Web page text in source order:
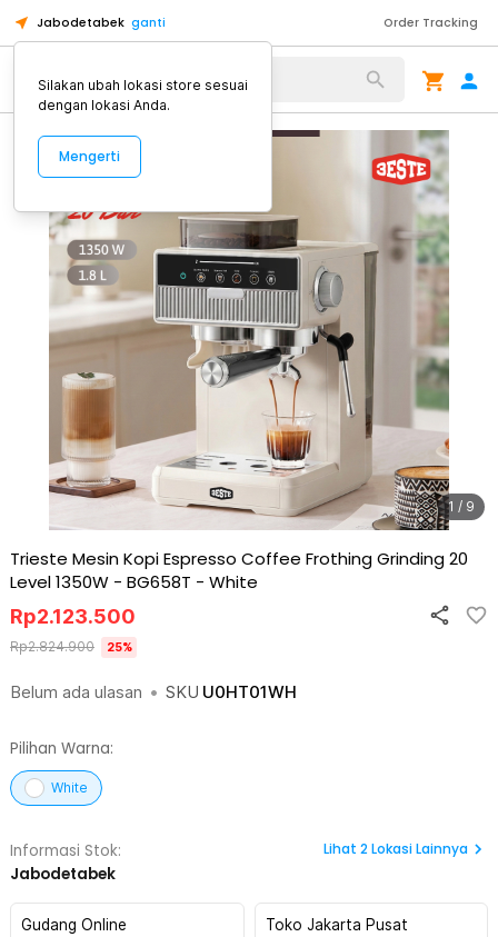
Jabodetabek ganti Order Tracking
Alat Kopi
1 / 9
Trieste Mesin Kopi Espresso Coffee Frothing Grinding 20
Level 1350W - BG658T - White
Belum ada ulasan • SKU U0HT01WH
Rp2.123.500
Rp2.824.900 25%
Pilihan Warna:
White
Informasi Stok:
Jabodetabek
Lihat 2Lokasi Lainnya
Gudang Online Toko Jakarta Pusat
Silakan ubah lokasi store sesuai
dengan lokasi Anda.
Mengerti